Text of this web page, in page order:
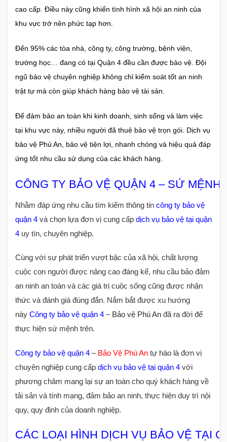
cao cấp. Điều này cũng khiến tình hình xã hội an ninh của
khu vực trở nên phức tạp hơn.
Đến 95% các tòa nhà, công ty, công trường, bệnh viện,
trường học… đang có tại Quận 4 đều cần được bảo vệ. Đội
ngũ bảo vệ chuyên nghiệp không chỉ kiểm soát tốt an ninh
trật tự mà còn giúp khách hàng bảo vệ tài sản.
Để đảm bảo an toàn khi kinh doanh, sinh sống và làm việc
tại khu vực này, nhiều người đã thuê bảo vệ trọn gói. Dịch vụ
bảo vệ Phú An, bảo vệ tiện lợi, nhanh chóng và hiệu quả đáp
ứng tốt nhu cầu sử dụng của các khách hàng.
CÔNG TY BẢO VỆ QUẬN 4 – SỨ MỆNH
Nhằm đáp ứng nhu cầu tìm kiếm thông tin công ty bảo vệ
quận 4 và chọn lựa đơn vị cung cấp dịch vụ bảo vệ tại quận
4 uy tín, chuyên nghiệp.
Cùng với sự phát triển vượt bậc của xã hội, chất lượng
cuộc con người được nâng cao đáng kể, nhu cầu bảo đảm
an ninh an toàn và các giá trị cuộc sống cũng được nhận
thức và đánh giá đúng đắn. Nắm bắt được xu hướng
này Công ty bảo vệ quận 4 – Bảo vệ Phú An đã ra đời để
thực hiện sứ mệnh trên.
Công ty bảo vệ quận 4 –Bảo Vệ Phú An tự hào là đơn vị
chuyên nghiệp cung cấp dịch vụ bảo vệ tại quận 4 với
phương châm mang lại sự an toàn cho quý khách hàng về
tải sản và tính mạng, đảm bảo an ninh, thực hiện duy trì nội
quy, quy định của doanh nghiệp.
CÁC LOẠI HÌNH DỊCH VỤ BẢO VỆ TẠI